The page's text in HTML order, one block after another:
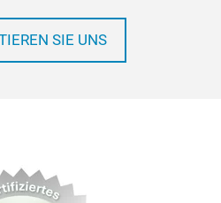
SIE UNS